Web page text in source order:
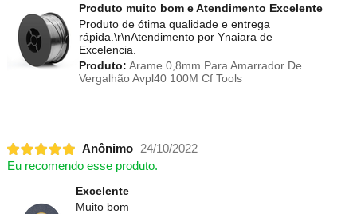
Produto muito bom e Atendimento Excelente
Produto de ótima qualidade e entrega
rápida.\r\nAtendimento por Ynaiara de
Excelencia.
Produto: Arame 0,8mm Para Amarrador De
Vergalhão Avpl40 100M Cf Tools
Anônimo 24/10/2022
Eu recomendo esse produto.
Excelente
Muito bom